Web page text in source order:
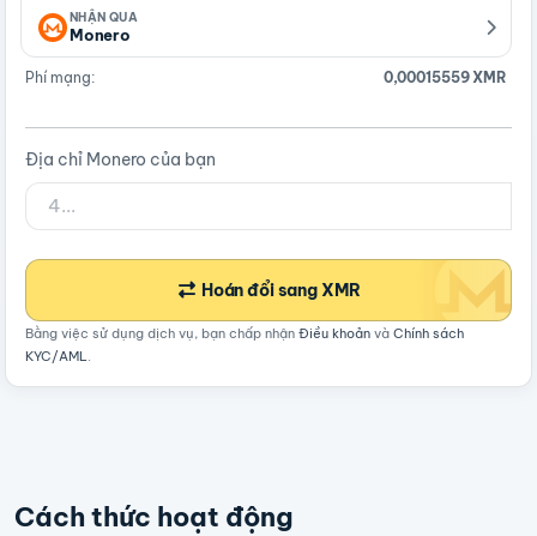
NHẬN QUA
Monero
Phí mạng: 0,00015559 XMR
Địa chỉ Monero của bạn
Hoán đổi sang XMR
Bằng việc sử dụng dịch vụ, bạn chấp nhận Điều khoản và Chính sách
KYC/AML.
Cách thức hoạt động